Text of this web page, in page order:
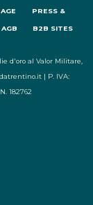
PRESS &
AGB B2B SITES
d'oro al Valor Militare,
| P. IVA:
182762